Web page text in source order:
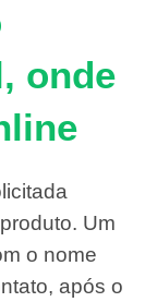
onde
Um
o nome
após o